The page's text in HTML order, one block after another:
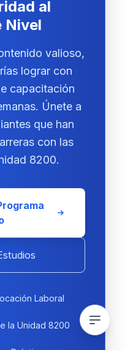
al
Nivel
valioso,
lograr con
capacitación
Únete a
que han
con las
8200.
Laboral
la Unidad 8200